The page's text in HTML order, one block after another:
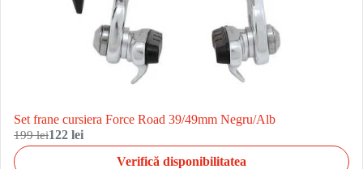
Set frane cursiera Force Road 39/49mm Negru/Alb
199 lei122 lei
Verifică disponibilitatea